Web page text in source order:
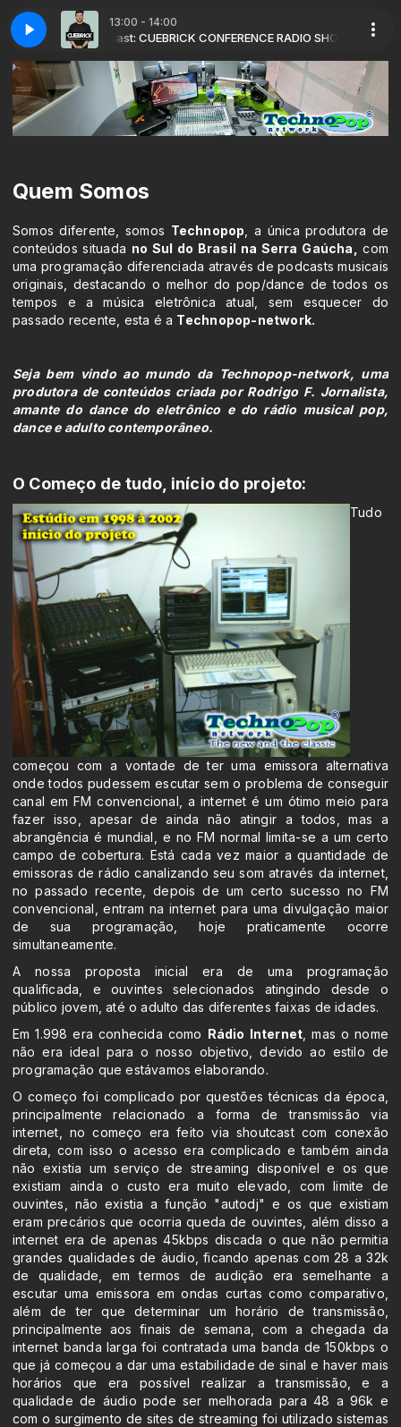
13:00 - 14:00
Podcast: CUEBRICK CONFERENCE RADIO SHOW - Cuebrick
CuebricksConference - Podcast EP-298 (27-07-2026 -
Quem Somos
Somos diferente, somos Technopop , a única produtora de
conteúdos situada no Sul do Brasil na Serra Gaúcha,
com
uma programação diferenciada através de podcasts musicais
originais, destacando o melhor do pop/dance de todos os
tempos e a música eletrônica atual, sem esquecer do
passado recente, esta é a Technopop-network.
Seja bem vindo ao mundo da Technopop-network, uma
produtora de conteúdos criada por Rodrigo F. Jornalista,
amante do dance do eletrônico e do rádio musical pop,
dance e adulto contemporâneo.
O Começo de tudo, início do projeto:
Tudo
começou com a vontade de ter uma emissora alternativa
onde todos pudessem escutar sem o problema de conseguir
canal em FM convencional, a internet é um ótimo meio para
fazer isso, apesar de ainda não atingir a todos, mas a
abrangência é mundial, e no FM normal limita-se a um certo
campo de cobertura. Está cada vez maior a quantidade de
emissoras de rádio canalizando seu som através da internet,
no passado recente, depois de um certo sucesso no FM
convencional, entram na internet para uma divulgação maior
de sua programação, hoje praticamente ocorre
simultaneamente.
A nossa proposta inicial era de uma programação
qualificada, e ouvintes selecionados atingindo desde o
público jovem, até o adulto das diferentes faixas de idades.
Em 1.998 era conhecida como Rádio Internet , mas o nome
não era ideal para o nosso objetivo, devido ao estilo de
programação que estávamos elaborando.
O começo foi complicado por questões técnicas da época,
principalmente relacionado a forma de transmissão via
internet, no começo era feito via shoutcast com conexão
direta, com isso o acesso era complicado e também ainda
não existia um serviço de streaming disponível e os que
existiam ainda o custo era muito elevado, com limite de
ouvintes, não existia a função "autodj" e os que existiam
eram precários que ocorria queda de ouvintes, além disso a
internet era de apenas 45kbps discada o que não permitia
grandes qualidades de áudio, ficando apenas com 28 a 32k
de qualidade, em termos de audição era semelhante a
escutar uma emissora em ondas curtas como comparativo,
além de ter que determinar um horário de transmissão,
principalmente aos finais de semana, com a chegada da
internet banda larga foi contratada uma banda de 150kbps o
que já começou a dar uma estabilidade de sinal e haver mais
horários que era possível realizar a transmissão, e a
qualidade de áudio pode ser melhorada para 48 a 96k e
com o surgimento de sites de streaming foi utilizado sistemas